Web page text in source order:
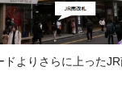
ドよりさらに上った